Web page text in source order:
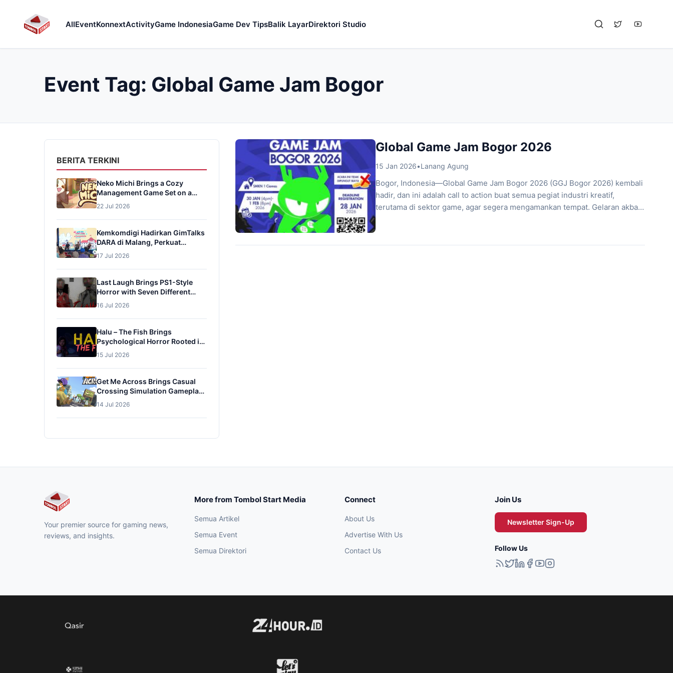
AllEventKonnextActivityGame IndonesiaGame Dev TipsBalik LayarDirektori Studio
Event Tag: Global Game Jam Bogor
BERITA TERKINI
Neko Michi Brings a Cozy
Management Game Set on a
Meiji-Era Cat Street
22 Jul 2026
Kemkomdigi Hadirkan GimTalks
DARA di Malang, Perkuat
Pengasuhan Digital dan
Anak
17 Jul 2026
Last Laugh Brings PS1-Style
Horror with Seven Different
Endings
16 Jul 2026
Halu – The Fish Brings
Psychological Horror Rooted in
Obsession and Family Trauma
15 Jul 2026
Get Me Across Brings Casual
Crossing Simulation Gameplay
to Itch.io
14 Jul 2026
Global Game Jam Bogor 2026
15 Jan 2026•Lanang Agung
Bogor, Indonesia—Global Game Jam Bogor 2026 (GGJ Bogor 2026) kembali
hadir, dan ini adalah call to action buat semua pegiat industri kreatif,
terutama di sektor game, agar segera mengamankan tempat. Gelaran akbar
developer, designer, dan artist untuk menciptakan prototype game gokil
Your premier source for gaming news,
reviews, and insights.
More from Tombol Start Media
Semua Artikel
Semua Event
Semua Direktori
Connect
About Us
Advertise With Us
Contact Us
Join Us
Newsletter Sign-Up
Follow Us